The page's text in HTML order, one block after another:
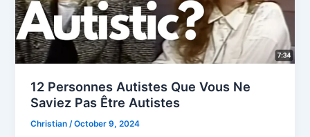
12 Personnes Autistes Que Vous Ne
Saviez Pas Être Autistes
Christian /October 9, 2024